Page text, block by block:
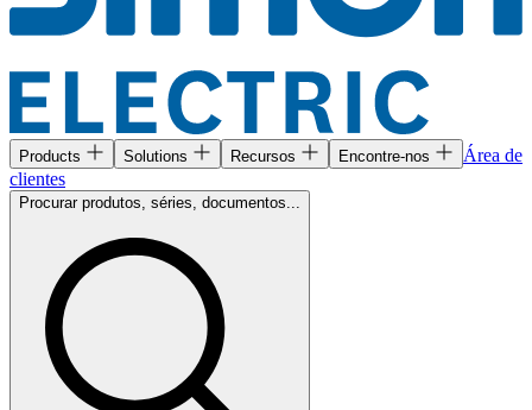
Products Solutions Recursos Encontre-nos
Área de
clientes
Procurar produtos, séries, documentos...